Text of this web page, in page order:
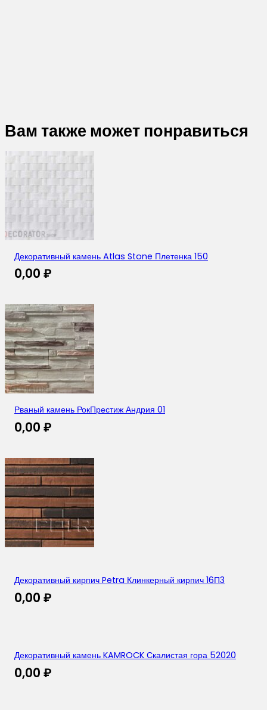
Вам также может понравиться
Декоративный камень Atlas Stone Плетенка 150
0,00 ₽
Рваный камень РокПрестиж Андрия 01
0,00 ₽
Декоративный кирпич Petra Клинкерный кирпич 16П3
0,00 ₽
Декоративный камень KAMROCK Скалистая гора 52020
0,00 ₽